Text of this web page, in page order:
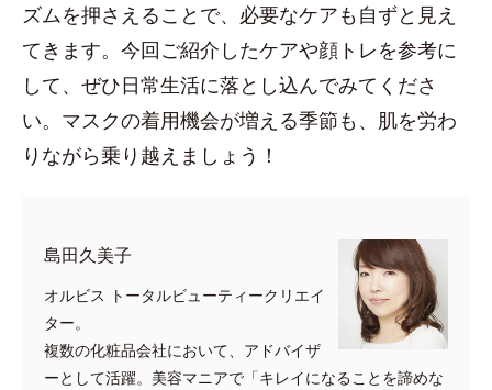
ズムを押さえることで、必要なケアも自ずと見え
てきます。今回ご紹介したケアや顔トレを参考に
して、ぜひ日常生活に落とし込んでみてくださ
い。マスクの着用機会が増える季節も、肌を労わ
りながら乗り越えましょう！
​島田久美子
オルビス トータルビューティークリエイ
ター。
複数の化粧品会社において、アドバイザ
ーとして活躍。美容マニアで「キレイになることを諦めな